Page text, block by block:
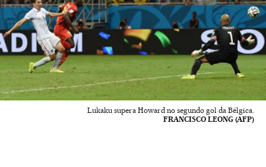
Lukaku supera Howard no segundo gol da Bélgica.
FRANCISCO LEONG (AFP)